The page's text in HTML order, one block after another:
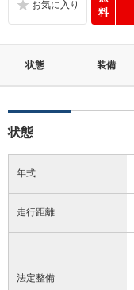
料
状態 装備
状態
年式
走行距離
法定整備